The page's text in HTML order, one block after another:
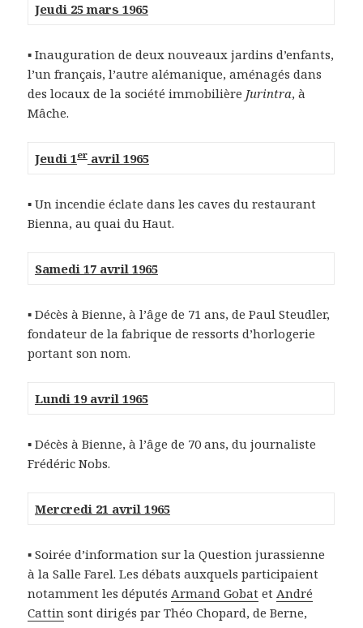
Jeudi 25 mars 1965
▪ Inauguration de deux nouveaux jardins d’enfants,
l’un français, l’autre alémanique, aménagés dans
des locaux de la société immobilière Jurintra, à
Mâche.
Jeudi 1eravril 1965
▪ Un incendie éclate dans les caves du restaurant
Bienna, au quai du Haut.
Samedi 17 avril 1965
▪ Décès à Bienne, à l’âge de 71 ans, de Paul Steudler,
fondateur de la fabrique de ressorts d’horlogerie
portant son nom.
Lundi 19 avril 1965
▪ Décès à Bienne, à l’âge de 70 ans, du journaliste
Frédéric Nobs.
Mercredi 21 avril 1965
▪ Soirée d’information sur la Question jurassienne
à la Salle Farel. Les débats auxquels participaient
notamment les députésArmand Gobat etAndré
Cattin sont dirigés par Théo Chopard, de Berne,